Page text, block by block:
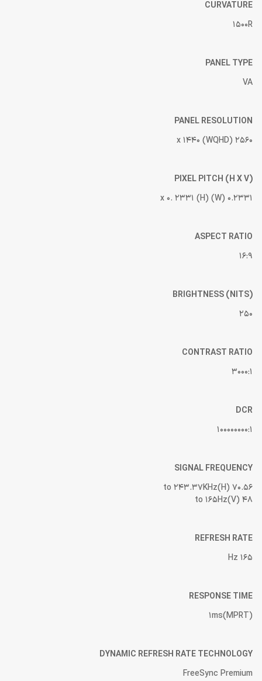
CURVATURE
1500R
PANEL TYPE
VA
PANEL RESOLUTION
2560 x 1440 (WQHD)
PIXEL PITCH (H X V)
0.2331 (W) x 0. 2331 (H)
ASPECT RATIO
16:9
BRIGHTNESS (NITS)
250
CONTRAST RATIO
3000:1
DCR
100000000:1
SIGNAL FREQUENCY
70.56 to 243.37KHz(H)
48 to 165Hz(V)
REFRESH RATE
165 Hz
RESPONSE TIME
1ms(MPRT)
DYNAMIC REFRESH RATE TECHNOLOGY
FreeSync Premium